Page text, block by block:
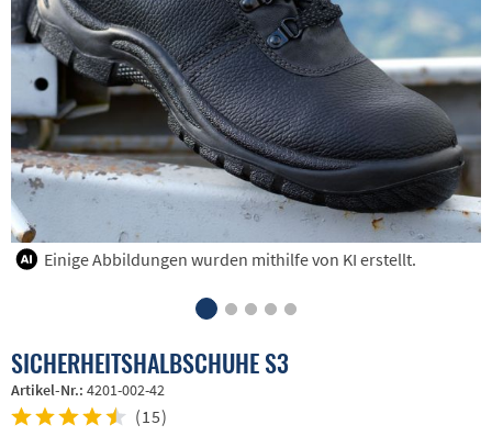
Einige Abbildungen wurden mithilfe von KI erstellt.
SICHERHEITSHALBSCHUHE S3
Artikel-Nr.: 4201-002-42
(15)